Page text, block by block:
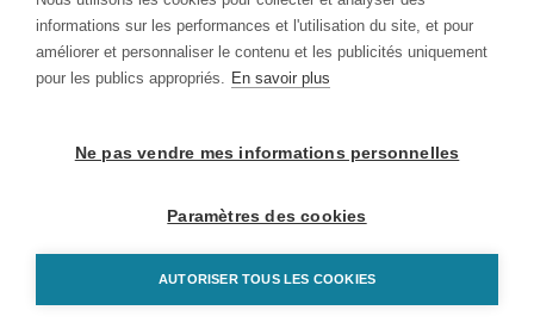
informations sur les performances et l'utilisation du site, et pour
améliorer et personnaliser le contenu et les publicités uniquement
pour les publics appropriés. En savoir plus
Ne pas vendre mes informations personnelles
Paramètres des cookies
AUTORISER TOUS LES COOKIES